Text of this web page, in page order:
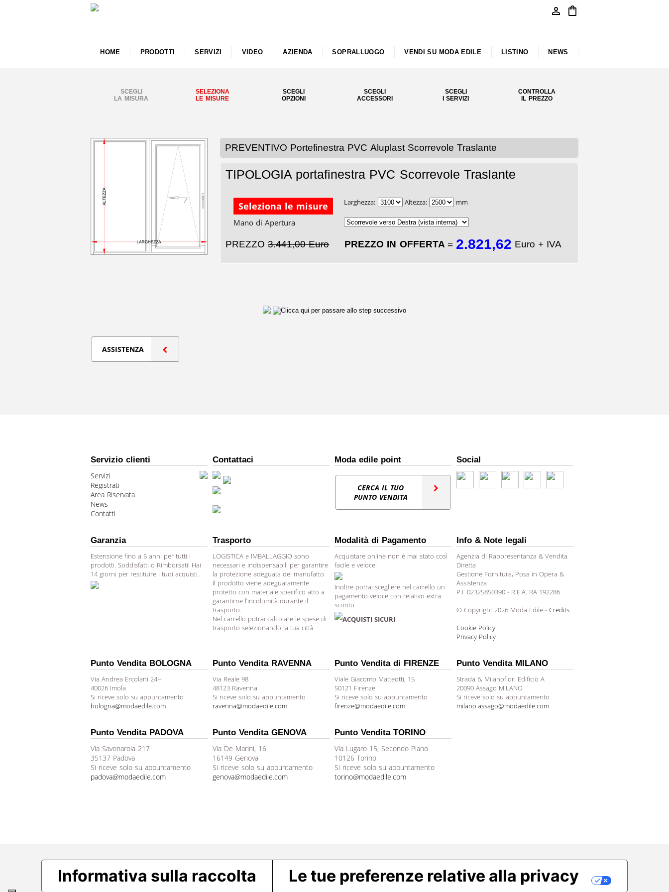
person shopping_bag
HOME PRODOTTI SERVIZI VIDEO AZIENDA SOPRALLUOGO VENDI SU MODA EDILE LISTINO NEWS
SCEGLI
LA MISURA
SELEZIONA
LE MISURE
SCEGLI
OPZIONI
SCEGLI
ACCESSORI
SCEGLI
I SERVIZI
CONTROLLA
IL PREZZO
PREVENTIVO Portefinestra PVC Aluplast Scorrevole Traslante
TIPOLOGIA portafinestra PVC Scorrevole Traslante
Seleziona le misure Larghezza: Altezza: mm
Mano di Apertura
PREZZO3.441,00 Euro PREZZO IN OFFERTA = 2.821,62 Euro + IVA
ASSISTENZA
Servizio clienti
Servizi
Registrati
Area Riservata
News
Contatti
Contattaci Moda edile point
CERCA IL TUO
PUNTO VENDITA
Social
Garanzia
Estensione fino a 5 anni per tutti i
prodotti. Soddisfatti o Rimborsati! Hai
14 giorni per restituire i tuoi acquisti.
Trasporto
LOGISTICA e IMBALLAGGIO sono
necessari e indispensabili per garantire
la protezione adeguata del manufatto.
Il prodotto viene adeguatamente
protetto con materiale specifico atto a
garantirne l’incolumità durante il
trasporto.
Nel carrello potrai calcolare le spese di
trasporto selezionando la tua città
Modalità di Pagamento
Acquistare online non è mai stato così
facile e veloce:
Inoltre potrai scegliere nel carrello un
pagamento veloce con relativo extra
sconto
ACQUISTI SICURI
Info & Note legali
Agenzia di Rappresentanza & Vendita
Diretta
Gestione Fornitura, Posa in Opera &
Assistenza
P.I. 02325850390 - R.E.A. RA 192286
© Copyright 2026 Moda Edile - Credits
Cookie Policy
Privacy Policy
Punto Vendita BOLOGNA
Via Andrea Ercolani 24H
40026 Imola
Si riceve solo su appuntamento
bologna@modaedile.com
Punto Vendita RAVENNA
Via Reale 98
48123 Ravenna
Si riceve solo su appuntamento
ravenna@modaedile.com
Punto Vendita di FIRENZE
Viale Giacomo Matteotti, 15
50121 Firenze
Si riceve solo su appuntamento
firenze@modaedile.com
Punto Vendita MILANO
Strada 6, Milanofiori Edificio A
20090 Assago MILANO
Si riceve solo su appuntamento
milano.assago@modaedile.com
Punto Vendita PADOVA
Via Savonarola 217
35137 Padova
Si riceve solo su appuntamento
padova@modaedile.com
Punto Vendita GENOVA
Via De Marini, 16
16149 Genova
Si riceve solo su appuntamento
genova@modaedile.com
Punto Vendita TORINO
Via Lugaro 15, Secondo Piano
10126 Torino
Si riceve solo su appuntamento
torino@modaedile.com
Informativa sulla raccolta Le tue preferenze relative alla privacy